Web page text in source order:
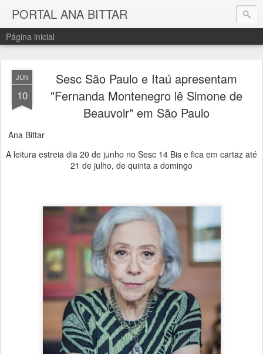
PORTAL ANA BITTAR
Página inicial
JUN
10
Sesc São Paulo e Itaú apresentam
"Fernanda Montenegro lê Simone de
Beauvoir" em São Paulo
Ana Bittar
A leitura estreia dia 20 de junho no Sesc 14 Bis e fica em cartaz até
21 de julho, de quinta a domingo